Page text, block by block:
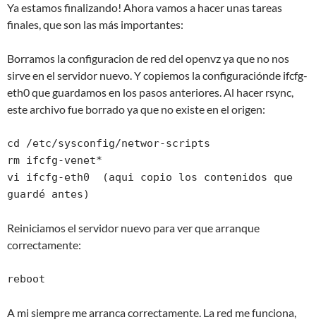
Ya estamos finalizando! Ahora vamos a hacer unas tareas
finales, que son las más importantes:
Borramos la configuracion de red del openvz ya que no nos
sirve en el servidor nuevo. Y copiemos la configuraciónde ifcfg-
eth0 que guardamos en los pasos anteriores. Al hacer rsync,
este archivo fue borrado ya que no existe en el origen:
cd /etc/sysconfig/networ-scripts
rm ifcfg-venet*
vi ifcfg-eth0  (aqui copio los contenidos que
guardé antes)
Reiniciamos el servidor nuevo para ver que arranque
correctamente:
reboot
A mi siempre me arranca correctamente. La red me funciona,